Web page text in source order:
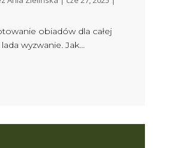
obiadów dla całej
wyzwanie. Jak...